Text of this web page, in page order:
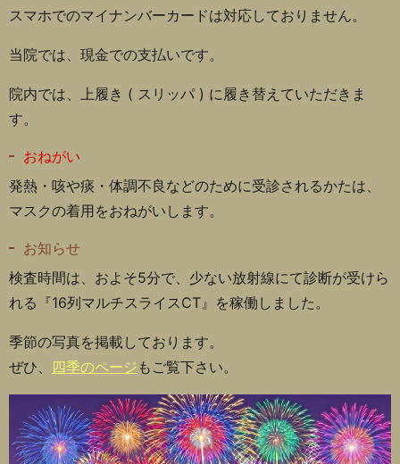
スマホでのマイナンバーカードは対応しておりません。
当院では、現金での支払いです。
院内では、上履き ( スリッパ ) に履き替えていただきま
す。
おねがい
発熱・咳や痰・体調不良などのために受診されるかたは、
マスクの着用をおねがいします。
お知らせ
検査時間は、およそ5分で、少ない放射線にて診断が受けら
れる『16列マルチスライスCT』を稼働しました。
季節の写真を掲載しております。
ぜひ、 四季のページ もご覧下さい。